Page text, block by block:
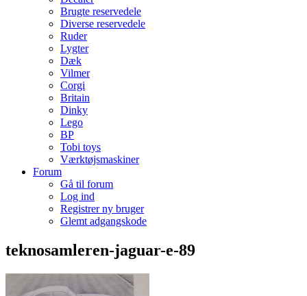
Brugte reservedele
Diverse reservedele
Ruder
Lygter
Dæk
Vilmer
Corgi
Britain
Dinky
Lego
BP
Tobi toys
Værktøjsmaskiner
Forum
Gå til forum
Log ind
Registrer ny bruger
Glemt adgangskode
teknosamleren-jaguar-e-89